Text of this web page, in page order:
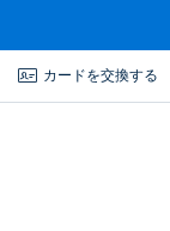
カードを交換する